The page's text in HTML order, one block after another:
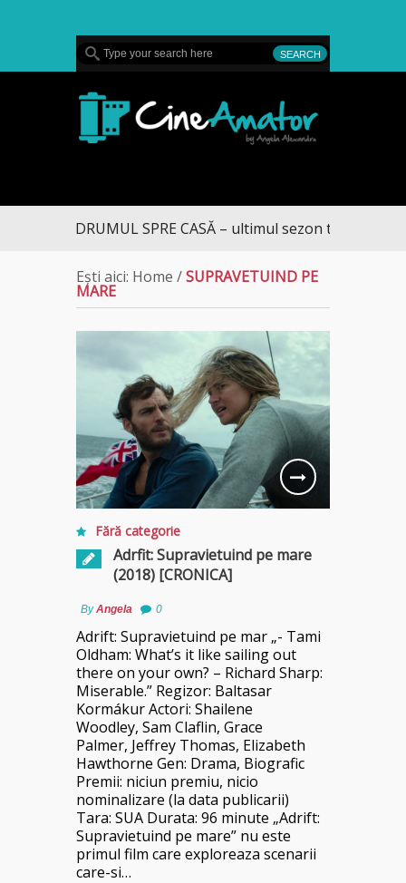
DRUMUL SPRE CASĂ – ultimul sezon te aduce la
Ești aici: Home /SUPRAVETUIND PE
MARE
Fără categorie
Adrfit: Supravietuind pe mare
(2018) [CRONICA]
ByAngela 0
Adrift: Supravietuind pe mar „- Tami
Oldham: What’s it like sailing out
there on your own? – Richard Sharp:
Miserable.” Regizor: Baltasar
Kormákur Actori: Shailene
Woodley, Sam Claflin, Grace
Palmer, Jeffrey Thomas, Elizabeth
Hawthorne Gen: Drama, Biografic
Premii: niciun premiu, nicio
nominalizare (la data publicarii)
Tara: SUA Durata: 96 minute „Adrift:
Supravietuind pe mare” nu este
primul film care exploreaza scenarii
care-si…